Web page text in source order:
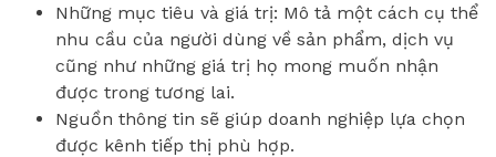
Những mục tiêu và giá trị: Mô tả một cách cụ thể
nhu cầu của người dùng về sản phẩm, dịch vụ
cũng như những giá trị họ mong muốn nhận
được trong tương lai.
Nguồn thông tin sẽ giúp doanh nghiệp lựa chọn
được kênh tiếp thị phù hợp.